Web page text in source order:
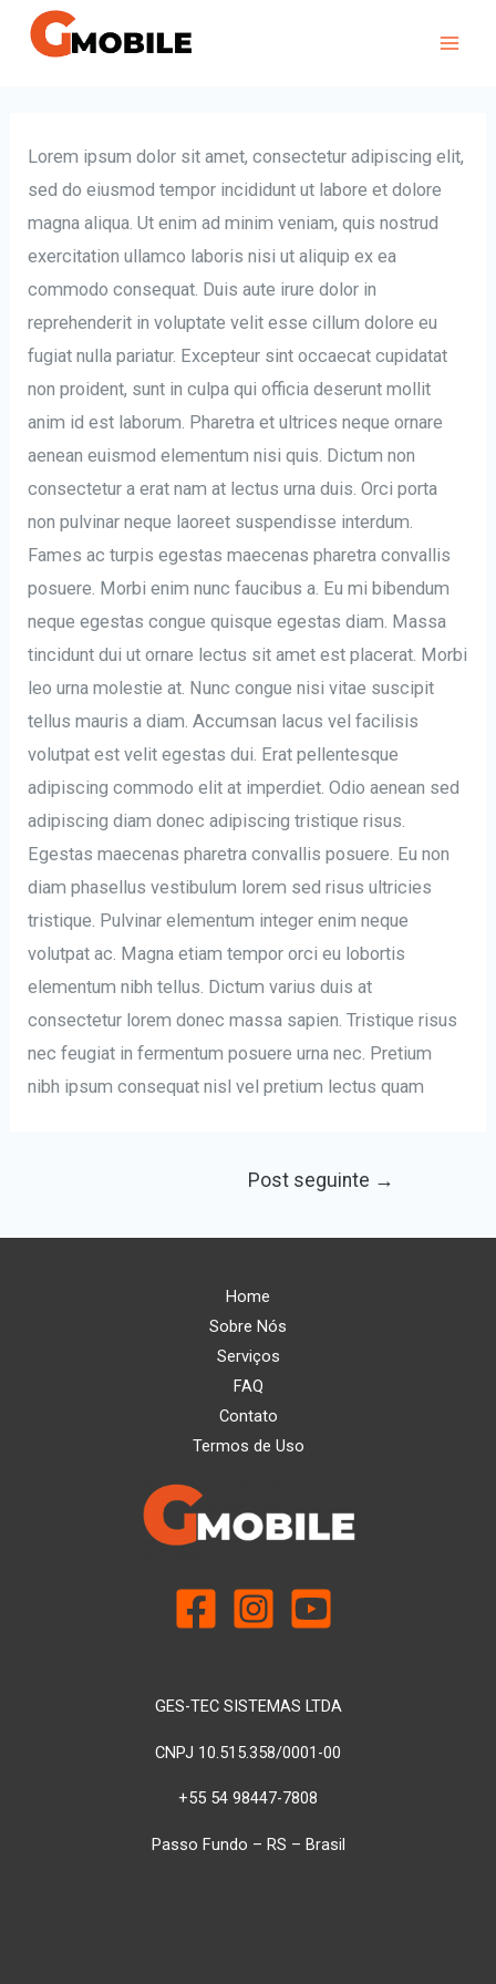
Lorem ipsum dolor sit amet, consectetur adipiscing elit,
sed do eiusmod tempor incididunt ut labore et dolore
magna aliqua. Ut enim ad minim veniam, quis nostrud
exercitation ullamco laboris nisi ut aliquip ex ea
commodo consequat. Duis aute irure dolor in
reprehenderit in voluptate velit esse cillum dolore eu
fugiat nulla pariatur. Excepteur sint occaecat cupidatat
non proident, sunt in culpa qui officia deserunt mollit
anim id est laborum. Pharetra et ultrices neque ornare
aenean euismod elementum nisi quis. Dictum non
consectetur a erat nam at lectus urna duis. Orci porta
non pulvinar neque laoreet suspendisse interdum.
Fames ac turpis egestas maecenas pharetra convallis
posuere. Morbi enim nunc faucibus a. Eu mi bibendum
neque egestas congue quisque egestas diam. Massa
tincidunt dui ut ornare lectus sit amet est placerat. Morbi
leo urna molestie at. Nunc congue nisi vitae suscipit
tellus mauris a diam. Accumsan lacus vel facilisis
volutpat est velit egestas dui. Erat pellentesque
adipiscing commodo elit at imperdiet. Odio aenean sed
adipiscing diam donec adipiscing tristique risus.
Egestas maecenas pharetra convallis posuere. Eu non
diam phasellus vestibulum lorem sed risus ultricies
tristique. Pulvinar elementum integer enim neque
volutpat ac. Magna etiam tempor orci eu lobortis
elementum nibh tellus. Dictum varius duis at
consectetur lorem donec massa sapien. Tristique risus
nec feugiat in fermentum posuere urna nec. Pretium
nibh ipsum consequat nisl vel pretium lectus quam
Post seguinte →
Home
Sobre Nós
Serviços
FAQ
Contato
Termos de Uso
GES-TEC SISTEMAS LTDA
CNPJ 10.515.358/0001-00
+55 54 98447-7808
Passo Fundo – RS – Brasil